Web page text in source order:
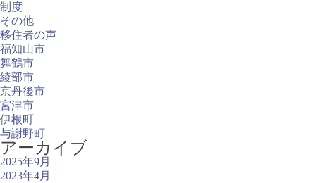
制度
その他
移住者の声
福知山市
舞鶴市
綾部市
京丹後市
宮津市
伊根町
与謝野町
アーカイブ
2025年9月
2023年4月